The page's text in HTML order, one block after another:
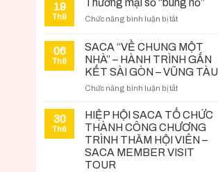
19
Th9
Thương mại số “bùng nổ”
Chức năng bình luận bị tắtở
mại
“bùng
nổ”
06
Th8
SACA “VỀ CHUNG MỘT
NHÀ” – HÀNH TRÌNH GẮN
KẾT SÀI GÒN – VŨNG TÀU
Chức năng bình luận bị tắtở
“VỀ
CHUNG
MỘT
–
30
Th6
HIỆP HỘI SACA TỔ CHỨC
THÀNH CÔNG CHƯƠNG
TRÌNH THĂM HỘI VIÊN –
SACA MEMBER VISIT
TOUR